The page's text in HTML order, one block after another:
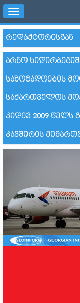
Toggle
navigation
ᲠᲔᲓᲐᲥᲢᲝᲠᲘᲡᲒᲐᲜ
ᲐᲠᲜᲝ
ᲡᲐᲖᲝᲒᲐᲓᲝᲔᲑᲘᲡ
ᲡᲐᲥᲐᲠᲗᲕᲔᲚᲝᲡ
ᲙᲘᲓᲔᲕ 2009 ᲬᲔᲚᲡ
ᲙᲐᲕᲨᲘᲠᲘᲡ